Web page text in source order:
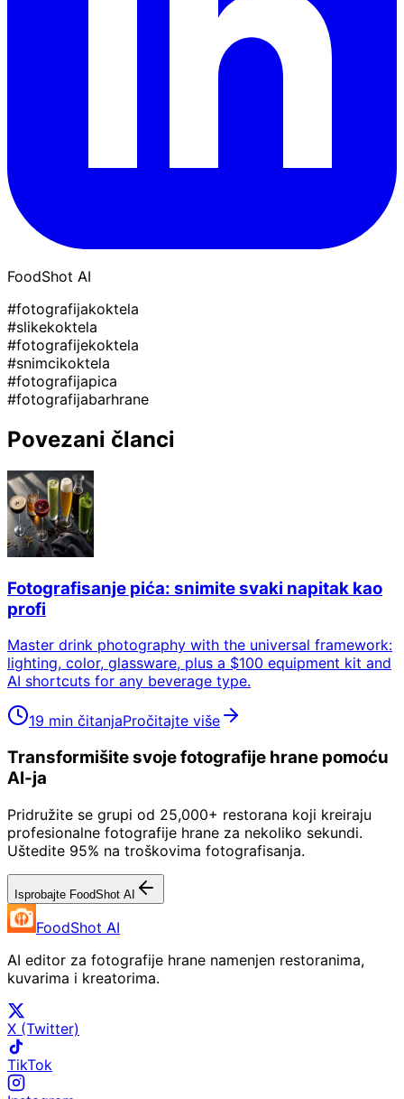
FoodShot AI
#fotografijakoktela
#slikekoktela
#fotografijekoktela
#snimcikoktela
#fotografijapica
#fotografijabarhrane
Povezani članci
Fotografisanje pića: snimite svaki napitak kao
profi
Master drink photography with the universal framework:
lighting, color, glassware, plus a $100 equipment kit and
AI shortcuts for any beverage type.
19 min čitanjaPročitajte više
Transformišite svoje fotografije hrane pomoću
AI-ja
Pridružite se grupi od 25,000+ restorana koji kreiraju
profesionalne fotografije hrane za nekoliko sekundi.
Uštedite 95% na troškovima fotografisanja.
Isprobajte FoodShot AI
FoodShot AI
AI editor za fotografije hrane namenjen restoranima,
kuvarima i kreatorima.
X (Twitter)
TikTok